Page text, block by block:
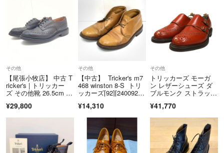
Cランク以下の商品については、いかなる理由でもご返品をお断りさせ
ていただいております。
当アカウントはラクマ公式パートナーです。
https://fril.jp/ts/official/law/vtr/
◆適格請求書発行事業者登録番号：T4260002013524
その他
【尾張小牧店】 中古 T
ricker's | トリッカー
ズ その他靴 26.5cm B
27】
¥29,800
その他
【中古】 Tricker's m7
468 winston 8-S トリ
ッカーズ[92][24009232
¥14,310
その他
トリッカーズ モーガ
ン レザーシューズ ダ
ブルモンク ストラッ
ンズ サイズ7 Tricke
ツ 約25.5cm【LA】
¥41,770